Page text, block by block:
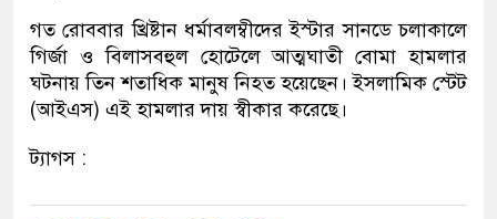
গত রোববার খ্রিষ্টান ধর্মাবলম্বীদের ইস্টার সানডে চলাকালে
গির্জা ও বিলাসবহুল হোটেলে আত্মঘাতী বোমা হামলার
ঘটনায় তিন শতাধিক মানুষ নিহত হয়েছেন। ইসলামিক স্টেট
(আইএস) এই হামলার দায় স্বীকার করেছে।
ট্যাগস :